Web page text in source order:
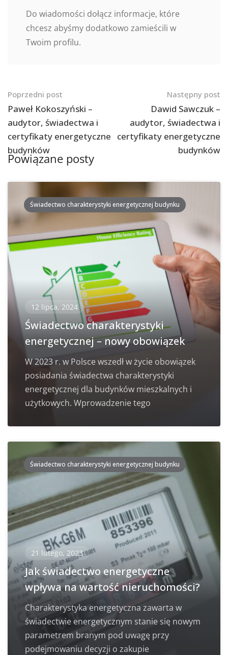
Do wiadomości dołącz informacje, które
chcesz abyśmy dodatkowo zamieścili w
Twoim profilu.
Nawigacja
po
postach
Poprzedni post
Paweł Kokoszyński –
audytor, świadectwa i
certyfikaty energetyczne
budynków
Następny post
Dawid Sawczuk –
audytor, świadectwa i
certyfikaty energetyczne
budynków
Powiązane posty
Świadectwo charakterystyki energetycznej budynku
12 lipca, 2024
Świadectwo charakterystyki
energetycznej – nowy obowiązek
W 2023 r. w Polsce wszedł w życie obowiązek
posiadania świadectwa charakterystyki
energetycznej dla budynków mieszkalnych i
użytkowych. Wprowadzenie tego
Świadectwo charakterystyki energetycznej budynku
21 lutego, 2023
Jak świadectwo energetyczne
wpływa na wartość nieruchomości?
Charakterystyka energetyczna zawarta w
świadectwie energetycznym stanie się nowym
parametrem branym pod uwagę przy
podejmowaniu decyzji o zakupie